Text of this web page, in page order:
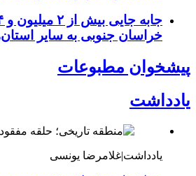
خراسان جنوبی به سایر
پیشخوان مطبوعات
یادداشت
یادداشت|غلامرضا یونسی